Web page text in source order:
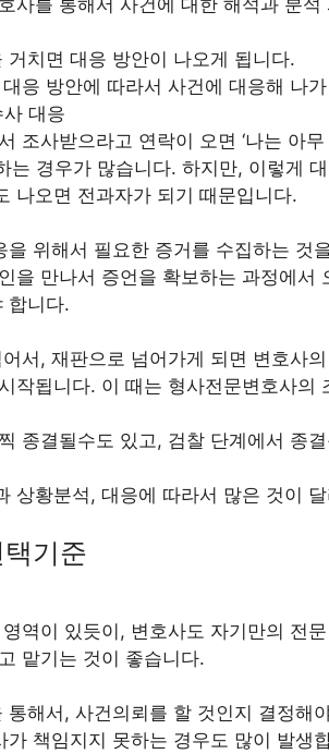
치면 대응 방안이 나오게 됩니다.
응 방안에 따라서 사건에 대응해 나
대응
조사받으라고 연락이 오면 ‘나는 아
는 경우가 많습니다. 하지만, 이렇게
나오면 전과자가 되기 때문입니다.
을 위해서 필요한 증거를 수집하는 것
을 만나서 증언을 확보하는 과정에서
합니다.
서, 재판으로 넘어가게 되면 변호사
작됩니다. 이 때는 형사전문변호사의
종결될수도 있고, 검찰 단계에서 종
상황분석, 대응에 따라서 많은 것이
기준
역이 있듯이, 변호사도 자기만의 전
맡기는 것이 좋습니다.
통해서, 사건의뢰를 할 것인지 결정해
가 책임지지 못하는 경우도 많이 발생